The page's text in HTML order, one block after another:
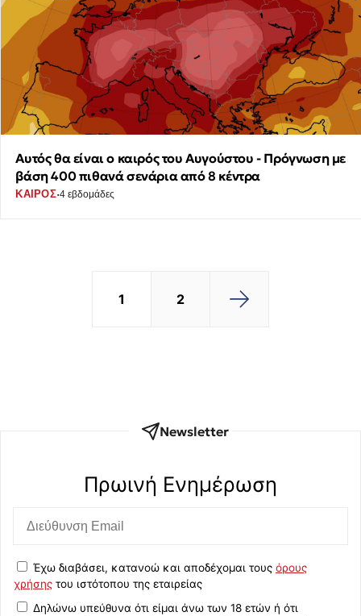
Αυτός θα είναι ο καιρός του Αυγούστου - Πρόγνωση με
βάση 400 πιθανά σενάρια από 8 κέντρα
ΚΑΙΡΟΣ·4 εβδομάδες
1 2
Newsletter
Πρωινή Eνημέρωση
Έχω διαβάσει, κατανοώ και αποδέχομαι τους όρους
χρήσης του ιστότοπου της εταιρείας
Δηλώνω υπεύθυνα ότι είμαι άνω των 18 ετών ή ότι